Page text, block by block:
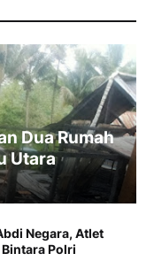
Dua Rumah
Utara
Negara, Atlet
Polri